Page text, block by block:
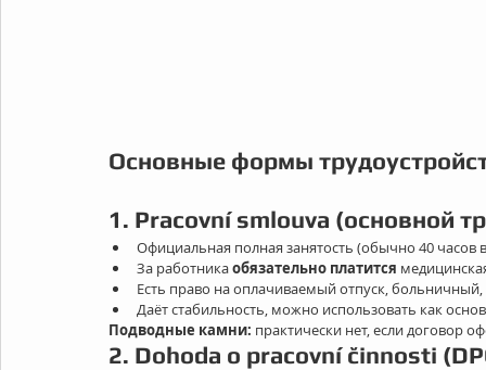
Основные формы
1. Pracovní smlouva (основной
Официальная полная занятость (обычно 40 часов
За работника обязательно платится
Есть право на оплачиваемый отпуск, больничный,
Даёт стабильность, можно использовать как
Подводные камни: практически нет, если договор
2. Dohoda o pracovní činnosti